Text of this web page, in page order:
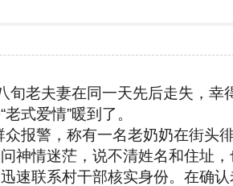
旬老夫妻在同一天先后走失，幸
式爱情”暖到了。
报警，称有一名老奶奶在街头徘
神情迷茫，说不清姓名和住址
速联系村干部核实身份。在确认